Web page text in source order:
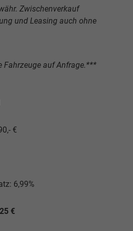
Zwischenverkauf
und Leasing auch ohne
Fahrzeuge auf Anfrage.***
€
6,99%
€